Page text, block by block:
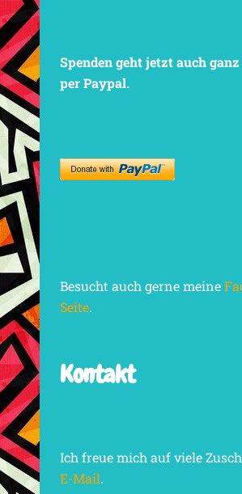
Spenden geht jetzt auch
per Paypal.
Besucht auch gerne meine
Seite.
Kontakt
Ich freue mich auf viele
E-Mail.